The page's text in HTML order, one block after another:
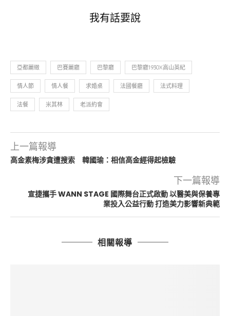
我有話要說
亞都麗緻 巴賽麗廳 巴黎廳 巴黎廳1930X高山英紀
情人節 情人餐 求婚桌 法國餐廳 法式料理
法餐 米其林 老派約會
上一篇報導
高金素梅涉貪遭搜索 韓國瑜：相信高金經得起檢驗
下一篇報導
宣捷攜手 WANN STAGE 國際舞台正式啟動 以醫美與保養專
業投入公益行動 打造美力影響新典範
相關報導